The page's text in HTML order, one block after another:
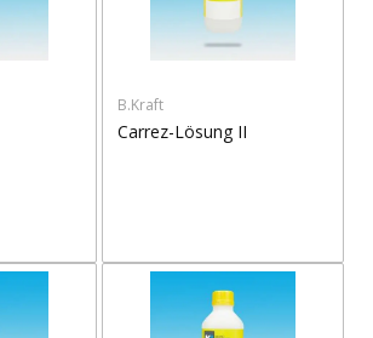
B.Kraft
Carrez-Lösung II